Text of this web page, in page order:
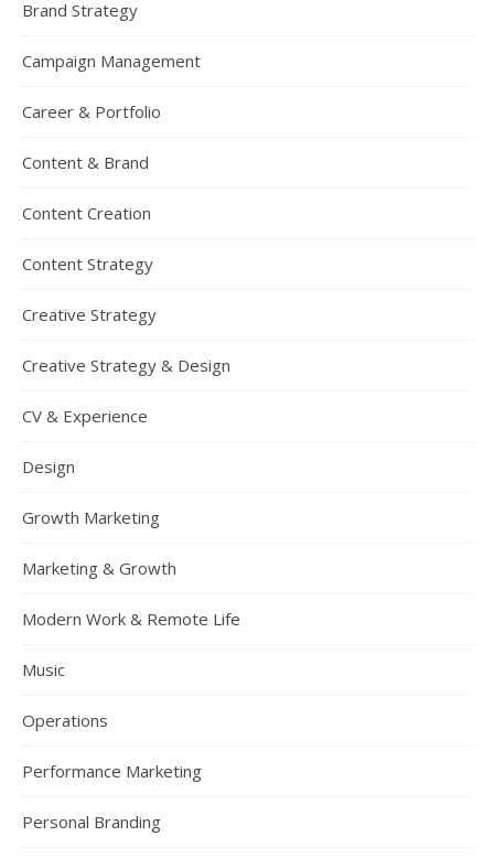
Brand Strategy
Campaign Management
Career & Portfolio
Content & Brand
Content Creation
Content Strategy
Creative Strategy
Creative Strategy & Design
CV & Experience
Design
Growth Marketing
Marketing & Growth
Modern Work & Remote Life
Music
Operations
Performance Marketing
Personal Branding